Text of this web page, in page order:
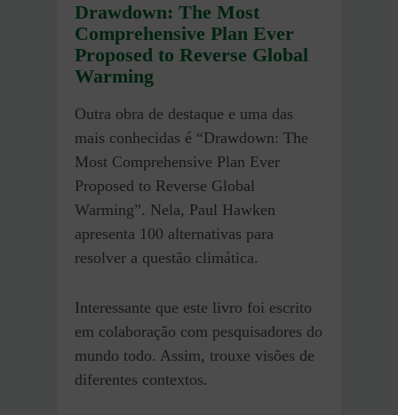
Drawdown: The Most
Comprehensive Plan Ever
Proposed to Reverse Global
Warming
Outra obra de destaque e uma das
mais conhecidas é “Drawdown: The
Most Comprehensive Plan Ever
Proposed to Reverse Global
Warming”. Nela, Paul Hawken
apresenta 100 alternativas para
resolver a questão climática.
Interessante que este livro foi escrito
em colaboração com pesquisadores do
mundo todo. Assim, trouxe visões de
diferentes contextos.